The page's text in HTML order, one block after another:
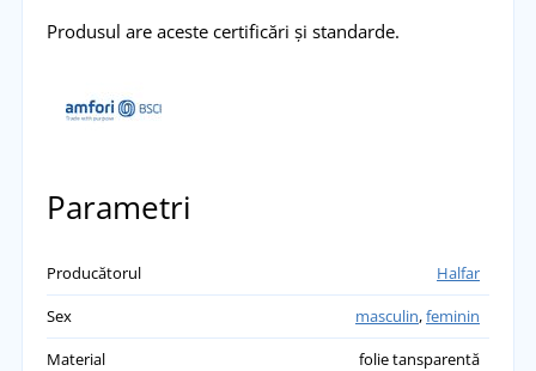
Produsul are aceste certificări și standarde.
Parametri
Producătorul
Halfar
Sex
masculin,feminin
Material
folie tansparentă